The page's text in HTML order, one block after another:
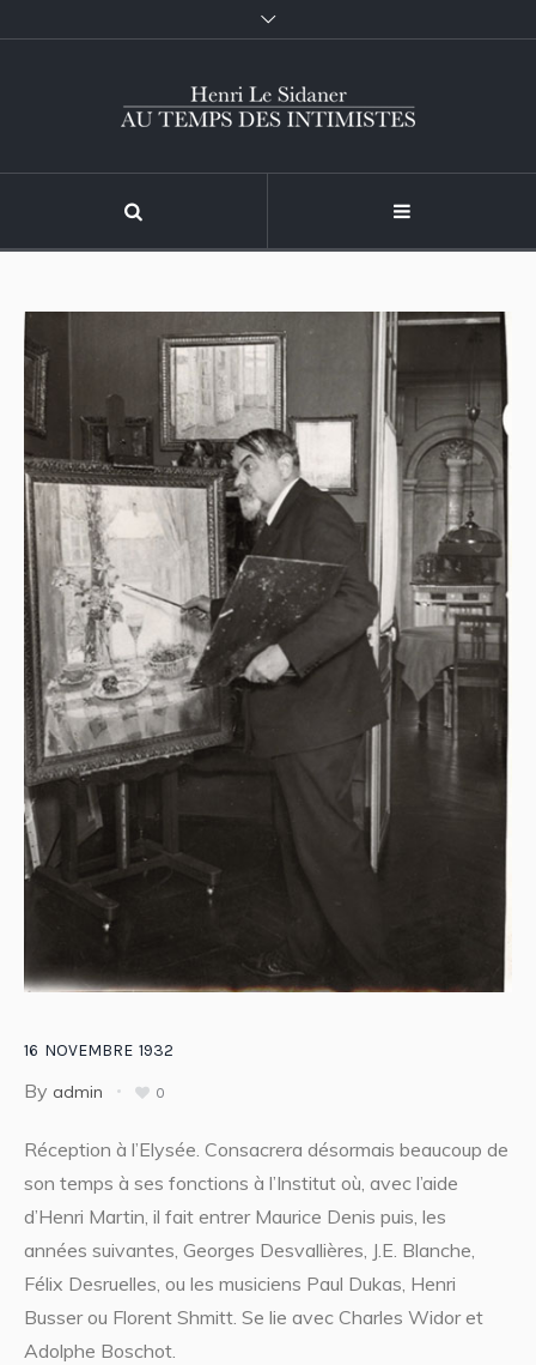
16 NOVEMBRE 1932
By admin 0
Réception à l’Elysée. Consacrera désormais beaucoup de
son temps à ses fonctions à l’Institut où, avec l’aide
d’Henri Martin, il fait entrer Maurice Denis puis, les
années suivantes, Georges Desvallières, J.E. Blanche,
Félix Desruelles, ou les musiciens Paul Dukas, Henri
Busser ou Florent Shmitt. Se lie avec Charles Widor et
Adolphe Boschot.